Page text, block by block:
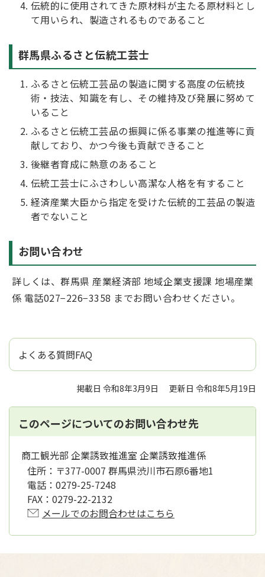
伝統的に使用されてきた原材料が主たる原材料とし
て用いられ、製造されるものであること
群馬県ふるさと伝統工芸士
ふるさと伝統工芸品の製造に関する高度の伝統技
術・技法、知識を有し、その維持及び発展に努めて
いること
ふるさと伝統工芸品の振興に係る事業の推進等に貢
献しており、かつ今後も貢献できること
後継者育成に熱意のあること
伝統工芸士にふさわしい高潔な人格を有すること
経済産業大臣から指定を受けた伝統的工芸品の製造
者でないこと
お問い合わせ
詳しくは、群馬県 産業経済部 地域企業支援課 地場産業
係 電話027−226−3358 までお問い合わせください。
よくある質問FAQ
掲載日 令和8年3月9日 更新日 令和8年5月19日
このページについてのお問い合わせ先
商工観光部 企業誘致推進室 企業誘致推進係
住所： 〒377-0007 群馬県渋川市石原6番地1
電話： 0279-25-7248
FAX： 0279-22-2132
メールでのお問合わせはこちら